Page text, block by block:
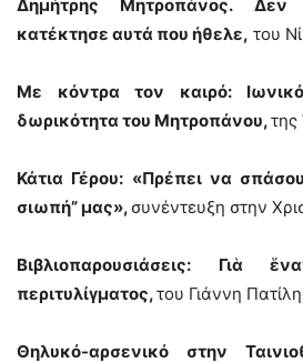
Δημήτρης Μητροπάνος. Δεν
κατέκτησε αυτά που ήθελε, του
Με κόντρα τον καιρό:
δωρικότητα του Μητροπάνου,της
Κάτια Γέρου: «Πρέπει να
σιωπή” μας», συνέντευξη στην
Βιβλιοπαρουσιάσεις: Γιὰ
περιτυλίγματος,του Γιάννη Πατίλη
Θηλυκό-αρσενικό στην